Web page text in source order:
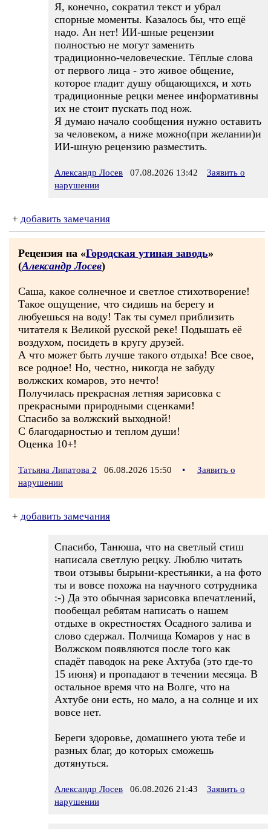
Я, конечно, сократил текст и убрал
спорные моменты. Казалось бы, что ещё
надо. Ан нет! ИИ-шные рецензии
полностью не могут заменить
традиционно-человеческие. Тёплые слова
от первого лица - это живое общение,
которое гладит душу общающихся, и хоть
традиционные рецки менее информативны
их не стоит пускать под нож.
Я думаю начало сообщения нужно оставить
за человеком, а ниже можно(при желании)и
ИИ-шную рецензию разместить.
Александр Лосев 07.08.2026 13:42
Заявить о
нарушении
+ добавить замечания
Рецензия на «Городская утиная заводь»
(Александр Лосев)
Саша, какое солнечное и светлое стихотворение!
Такое ощущение, что сидишь на берегу и
любуешься на воду! Так ты сумел приблизить
читателя к Великой русской реке! Подышать её
воздухом, посидеть в кругу друзей.
А что может быть лучше такого отдыха! Все свое,
все родное! Но, честно, никогда не забуду
волжских комаров, это нечто!
Получилась прекрасная летняя зарисовка с
прекрасными природными сценками!
Спасибо за волжский выходной!
С благодарностью и теплом души!
Оценка 10+!
Татьяна Липатова 2 06.08.2026 15:50 •
Заявить о
нарушении
+ добавить замечания
Спасибо, Танюша, что на светлый стиш
написала светлую рецку. Люблю читать
твои отзывы бырыни-крестьянки, а на фото
ты и вовсе похожа на научного сотрудника
:-) Да это обычная зарисовка впечатлений,
пообещал ребятам написать о нашем
отдыхе в окрестностях Осадного залива и
слово сдержал. Полчища Комаров у нас в
Волжском появляются после того как
спадёт паводок на реке Ахтуба (это где-то
15 июня) и пропадают в течении месяца. В
остальное время что на Волге, что на
Ахтубе они есть, но мало, а на солнце и их
вовсе нет.
Береги здоровье, домашнего уюта тебе и
разных благ, до которых сможешь
дотянуться.
Александр Лосев 06.08.2026 21:43
Заявить о
нарушении